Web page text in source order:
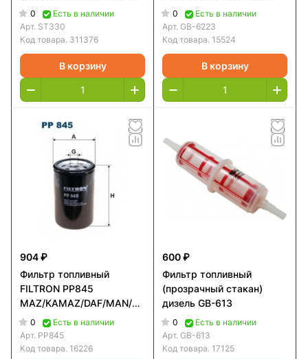
16кл. SCT
0
Есть в наличии
Арт. ST330
Код товара. 311376
В корзину
0
Есть в наличии
Арт. GB-6223
Код товара. 15524
В корзину
904 ₽
Фильтр топливный
FILTRON PP845
MAZ/KAMAZ/DAF/MAN/VOLVO/RENAULT/IVECO/SCAN
Bus & Truck
0
Есть в наличии
Арт. PP845
Код товара. 16226
600 ₽
Фильтр топливный
(прозрачный стакан)
дизель GB-613
0
Есть в наличии
Арт. GB-613
Код товара. 17125